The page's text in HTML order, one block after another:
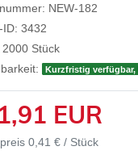
NEW-182
ID: 3432
2000 Stück
Kurzfristig verfügbar,
EUR
0,41 € / Stück